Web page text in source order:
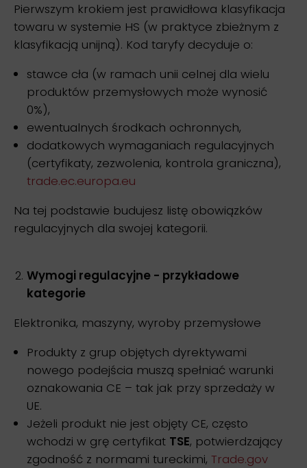
Pierwszym krokiem jest prawidłowa klasyfikacja
towaru w systemie HS (w praktyce zbieżnym z
klasyfikacją unijną). Kod taryfy decyduje o:
stawce cła (w ramach unii celnej dla wielu
produktów przemysłowych może wynosić
0%),
ewentualnych środkach ochronnych,
dodatkowych wymaganiach regulacyjnych
(certyfikaty, zezwolenia, kontrola graniczna),
trade.ec.europa.eu
Na tej podstawie budujesz listę obowiązków
regulacyjnych dla swojej kategorii.
Wymogi regulacyjne - przykładowe
kategorie
Elektronika, maszyny, wyroby przemysłowe
Produkty z grup objętych dyrektywami
nowego podejścia muszą spełniać warunki
oznakowania CE – tak jak przy sprzedaży w
UE.
Jeżeli produkt nie jest objęty CE, często
wchodzi w grę certyfikat TSE, potwierdzający
zgodność z normami tureckimi,Trade.gov